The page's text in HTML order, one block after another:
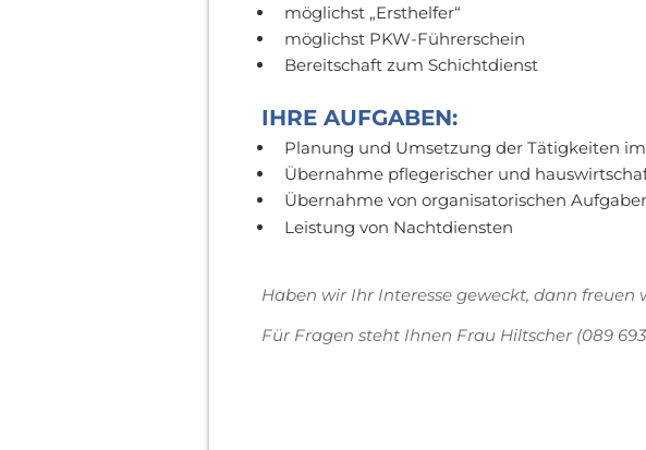
möglichst „Ersthelfer“
möglichst PKW-Führerschein
Bereitschaft zum Schichtdienst
IHRE AUFGABEN:
Planung und Umsetzung der Tätigkeiten
Übernahme pflegerischer und
Übernahme von organisatorischen
Leistung von Nachtdiensten
Haben wir Ihr Interesse geweckt, dann freuen
Für Fragen steht Ihnen Frau Hiltscher (089